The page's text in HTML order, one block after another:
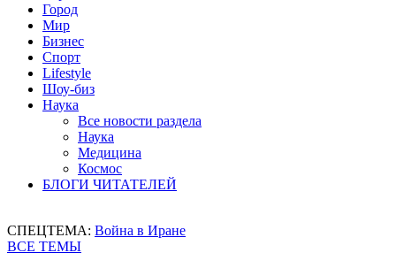
Город
Мир
Бизнес
Спорт
Lifestyle
Шоу-биз
Наука
Все новости раздела
Наука
Медицина
Космос
БЛОГИ ЧИТАТЕЛЕЙ
СПЕЦТЕМА: Война в Иране
ВСЕ ТЕМЫ